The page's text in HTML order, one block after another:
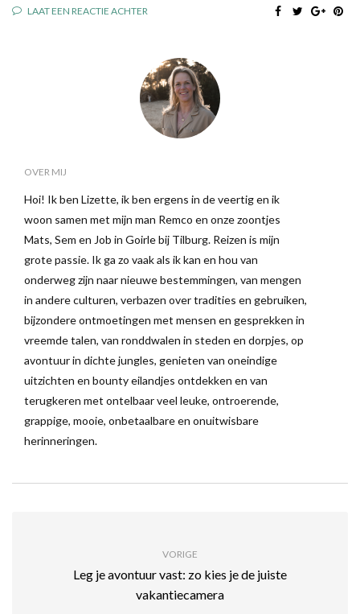
LAAT EEN REACTIE ACHTER
OVER MIJ
Hoi! Ik ben Lizette, ik ben ergens in de veertig en ik
woon samen met mijn man Remco en onze zoontjes
Mats, Sem en Job in Goirle bij Tilburg. Reizen is mijn
grote passie. Ik ga zo vaak als ik kan en hou van
onderweg zijn naar nieuwe bestemmingen, van mengen
in andere culturen, verbazen over tradities en gebruiken,
bijzondere ontmoetingen met mensen en gesprekken in
vreemde talen, van ronddwalen in steden en dorpjes, op
avontuur in dichte jungles, genieten van oneindige
uitzichten en bounty eilandjes ontdekken en van
terugkeren met ontelbaar veel leuke, ontroerende,
grappige, mooie, onbetaalbare en onuitwisbare
herinneringen.
VORIGE
Leg je avontuur vast: zo kies je de juiste
vakantiecamera